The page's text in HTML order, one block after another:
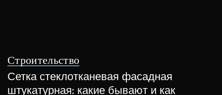
Строительство
Сетка стеклотканевая фасадная
штукатурная: какие бывают и как